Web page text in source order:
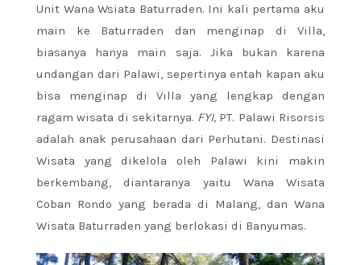
Unit Wana Wsiata Baturraden. Ini kali pertama aku
main ke Baturraden dan menginap di Villa,
biasanya hanya main saja. Jika bukan karena
undangan dari Palawi, sepertinya entah kapan aku
bisa menginap di Villa yang lengkap dengan
ragam wisata di sekitarnya. FYI, PT. Palawi Risorsis
adalah anak perusahaan dari Perhutani. Destinasi
Wisata yang dikelola oleh Palawi kini makin
berkembang, diantaranya yaitu Wana Wisata
Coban Rondo yang berada di Malang, dan Wana
Wisata Baturraden yang berlokasi di Banyumas.